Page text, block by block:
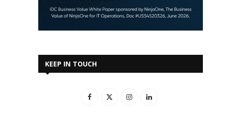
KEEP IN TOUCH